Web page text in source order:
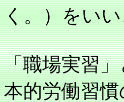
く。）をい
「職場実習
本的労働習